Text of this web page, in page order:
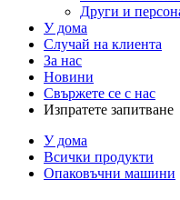
Други и
У дома
Случай на клиента
За нас
Новини
Свържете се с нас
Изпратете запитване
У дома
Всички продукти
Опаковъчни машини